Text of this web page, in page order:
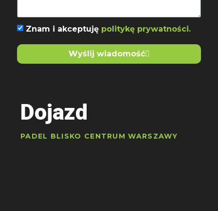
Znam i akceptuję politykę prywatności.
Wyślij wiadomość
Dojazd
PADEL BLISKO CENTRUM WARSZAWY